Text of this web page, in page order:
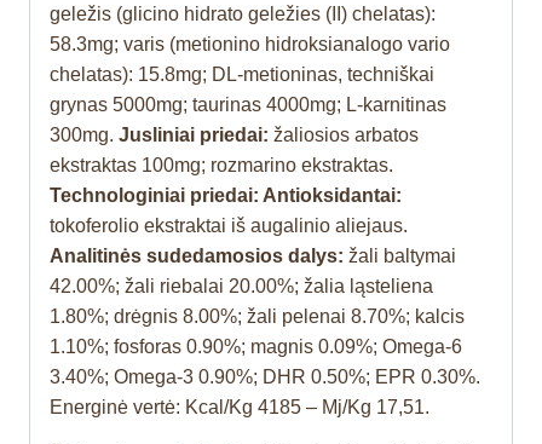
geležis (glicino hidrato geležies (II) chelatas):
58.3mg; varis (metionino hidroksianalogo vario
chelatas): 15.8mg; DL-metioninas, techniškai
grynas 5000mg; taurinas 4000mg; L-karnitinas
300mg. Jusliniai priedai: žaliosios arbatos
ekstraktas 100mg; rozmarino ekstraktas.
Technologiniai priedai: Antioksidantai:
tokoferolio ekstraktai iš augalinio aliejaus.
Analitinės sudedamosios dalys: žali baltymai
42.00%; žali riebalai 20.00%; žalia ląsteliena
1.80%; drėgnis 8.00%; žali pelenai 8.70%; kalcis
1.10%; fosforas 0.90%; magnis 0.09%; Omega-6
3.40%; Omega-3 0.90%; DHR 0.50%; EPR 0.30%.
Energinė vertė: Kcal/Kg 4185 – Mj/Kg 17,51.